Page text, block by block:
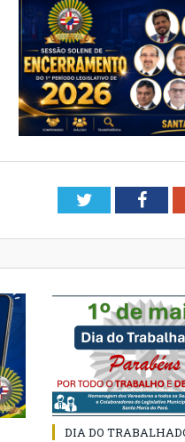
Twitter
DIA DO